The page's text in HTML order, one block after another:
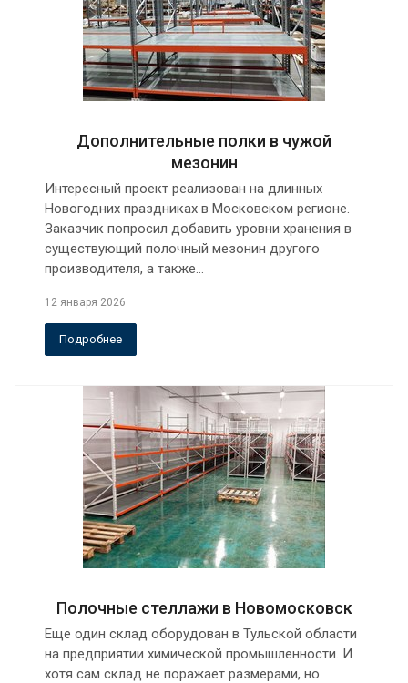
Дополнительные полки в чужой
мезонин
Интересный проект реализован на длинных
Новогодних праздниках в Московском регионе.
Заказчик попросил добавить уровни хранения в
существующий полочный мезонин другого
производителя, а также…
12 января 2026
Подробнее
Полочные стеллажи в Новомосковск
Еще один склад оборудован в Тульской области
на предприятии химической промышленности. И
хотя сам склад не поражает размерами, но